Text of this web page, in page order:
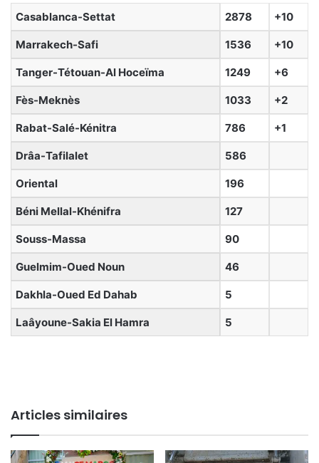
Casablanca-Settat
2878 +10
Marrakech-Safi 1536 +10
Tanger-Tétouan-Al Hoceïma 1249 +6
Fès-Meknès 1033 +2
Rabat-Salé-Kénitra 786 +1
Drâa-Tafilalet 586
Oriental 196
Béni Mellal-Khénifra 127
Souss-Massa 90
Guelmim-Oued Noun 46
Dakhla-Oued Ed Dahab 5
Laâyoune-Sakia El Hamra 5
Articles similaires